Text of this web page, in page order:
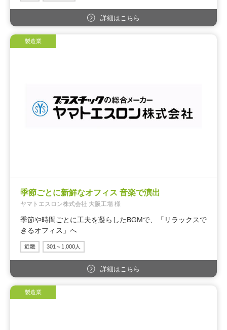
詳細はこちら
製造業
季節ごとに新鮮なオフィス 音楽で演出
ヤマトエスロン株式会社 大阪工場 様
季節や時間ごとに工夫を凝らしたBGMで、「リラックスで
きるオフィス」へ
近畿 301～1,000人
詳細はこちら
製造業